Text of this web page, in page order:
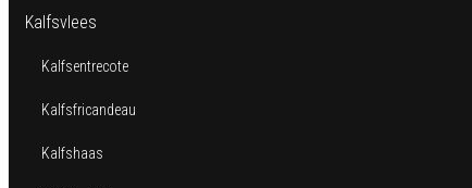
Kalfsvlees
Kalfsentrecote
Kalfsfricandeau
Kalfshaas